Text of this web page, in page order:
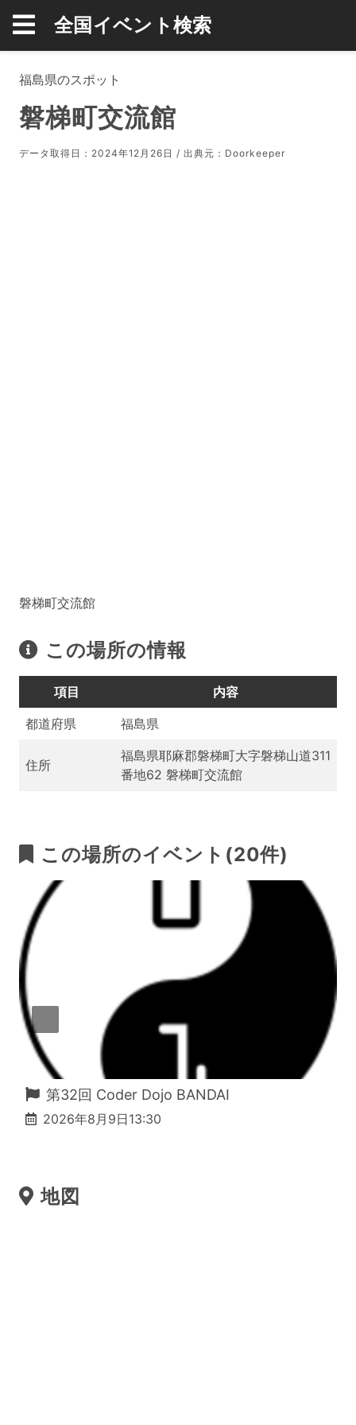
全国イベント検索
福島県のスポット
磐梯町交流館
データ取得日：2024年12月26日 / 出典元： Doorkeeper
磐梯町交流館
この場所の情報
項目
内容
都道府県
福島県
住所
福島県耶麻郡磐梯町大字磐梯山道311
番地62 磐梯町交流館
この場所のイベント(20件)
第32回 Coder Dojo BANDAI
2026年8月9日13:30
地図